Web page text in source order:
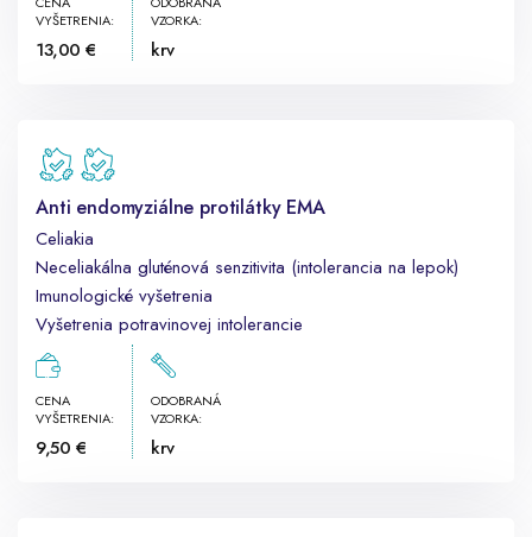
VYŠETRENIA:
13,00 €
VZORKA:
krv
Anti endomyziálne protilátky EMA
Celiakia
Neceliakálna gluténová senzitivita (intolerancia na lepok)
Imunologické vyšetrenia
Vyšetrenia potravinovej intolerancie
CENA
VYŠETRENIA:
9,50 €
ODOBRANÁ
VZORKA:
krv